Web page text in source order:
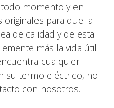
momento y en
originales para que la
de calidad y de esta
más la vida útil
cualquier
su termo eléctrico, no
con nosotros.